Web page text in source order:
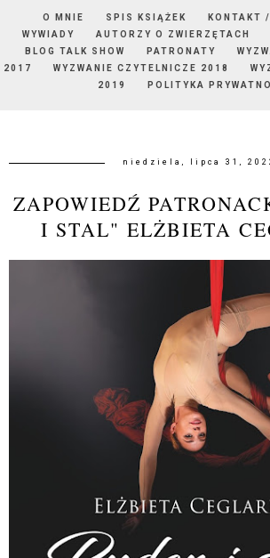
O MNIE SPIS KSIĄŻEK
KONTAKT
WYWIADY
AUTORZY O ZWIERZĘTACH
BLOG TALK SHOW
PATRONATY
2017
WYZWANIE CZYTELNICZE 2018
2019
POLITYKA
niedziela, lipca 31,
ZAPOWIEDŹ
I STAL" ELŻBIETA